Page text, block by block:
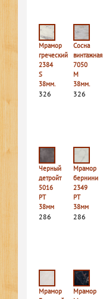
Мрамор
греческий
2384
S
38мм.
326
Сосна
винтажная
7050
M
38мм.
326
Черный
детройт
5016
PT
38мм
286
Мрамор
бернини
2349
PT
38мм
286
Мрамор
Мрамор